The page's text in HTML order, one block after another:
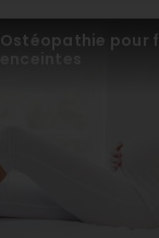
Ostéopathie pour